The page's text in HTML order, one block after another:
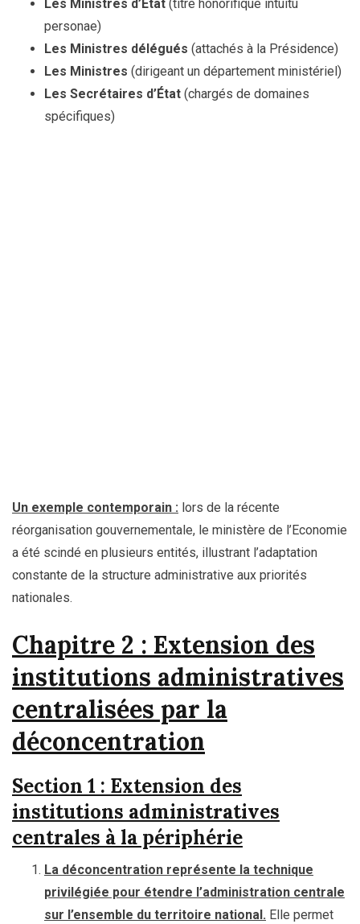
Les Ministres d’État (titre honorifique intuitu
personae)
Les Ministres délégués (attachés à la Présidence)
Les Ministres (dirigeant un département ministériel)
Les Secrétaires d’État (chargés de domaines
spécifiques)
Un exemple contemporain : lors de la récente
réorganisation gouvernementale, le ministère de l’Economie
a été scindé en plusieurs entités, illustrant l’adaptation
constante de la structure administrative aux priorités
nationales.
Chapitre 2 : Extension des
institutions administratives
centralisées par la
déconcentration
Section 1 : Extension des
institutions administratives
centrales à la périphérie
La déconcentration représente la technique
privilégiée pour étendre l’administration centrale
sur l’ensemble du territoire national. Elle permet